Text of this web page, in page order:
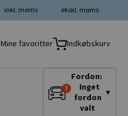
ekskl. moms
inkl. moms
Mine favoritter Indkøbskurv
Fordon:
Inget
fordon
valt
▼